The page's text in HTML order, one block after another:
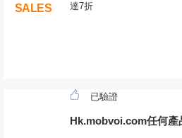
SALES
達7折
已驗證
Hk.mobvoi.com任何產